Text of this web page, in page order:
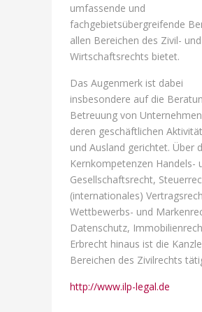
umfassende und
fachgebietsübergreifende
allen Bereichen des Zivil- und
Wirtschaftsrechts bietet.
Das Augenmerk ist dabei
insbesondere auf die
Betreuung von
deren geschäftlichen
und Ausland gerichtet. Über
Kernkompetenzen Handels-
Gesellschaftsrecht,
(internationales)
Wettbewerbs- und
Datenschutz,
Erbrecht hinaus ist die
Bereichen des Zivilrechts
http://www.ilp-legal.de